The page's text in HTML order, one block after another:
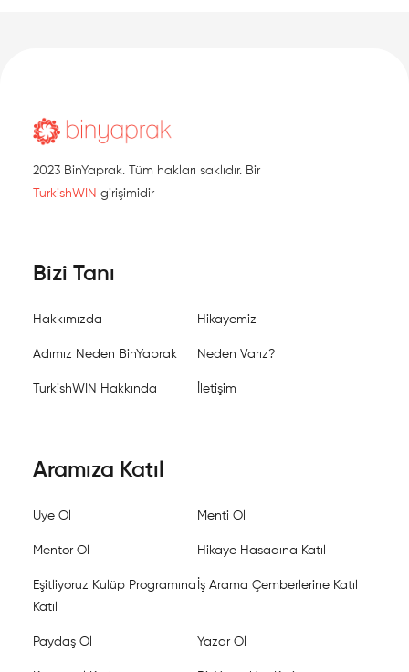
2023 BinYaprak. Tüm hakları saklıdır. Bir
TurkishWIN girişimidir
Bizi Tanı
Hakkımızda Hikayemiz
Adımız Neden BinYaprak Neden Varız?
TurkishWIN Hakkında İletişim
Aramıza Katıl
Üye Ol Menti Ol
Mentor Ol Hikaye Hasadına Katıl
Eşitliyoruz Kulüp Programına
Katıl
İş Arama Çemberlerine Katıl
Paydaş Ol Yazar Ol